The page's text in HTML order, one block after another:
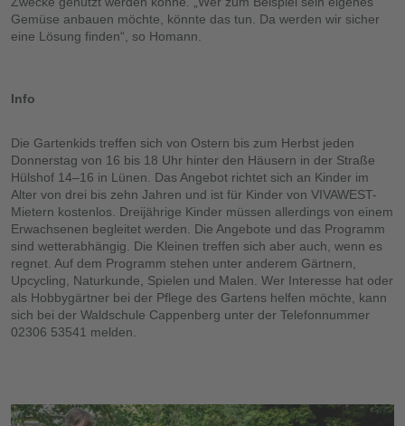
Gemüse anbauen möchte, könnte das tun. Da werden wir sicher
eine Lösung finden“, so Homann.
Info
Die Gartenkids treffen sich von Ostern bis zum Herbst jeden
Donnerstag von 16 bis 18 Uhr hinter den Häusern in der Straße
Hülshof 14–16 in Lünen. Das Angebot richtet sich an Kinder im
Alter von drei bis zehn Jahren und ist für Kinder von VIVAWEST-
Mietern kostenlos. Dreijährige Kinder müssen allerdings von einem
Erwachsenen begleitet werden. Die Angebote und das Programm
sind wetterabhängig. Die Kleinen treffen sich aber auch, wenn es
regnet. Auf dem Programm stehen unter anderem Gärtnern,
Upcycling, Naturkunde, Spielen und Malen. Wer Interesse hat oder
als Hobbygärtner bei der Pflege des Gartens helfen möchte, kann
sich bei der Waldschule Cappenberg unter der Telefonnummer
02306 53541 melden.